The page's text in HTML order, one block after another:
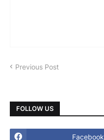
Previous Post
FOLLOW US
Facebook